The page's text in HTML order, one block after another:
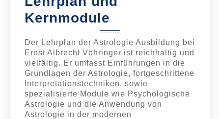
Kernmodule
Der Lehrplan der Astrologie Ausbildung bei
Ernst Albrecht Vöhringer ist reichhaltig und
vielfältig. Er umfasst Einführungen in die
Grundlagen der Astrologie, fortgeschrittene
Interpretationstechniken, sowie
spezialisierte Module wie Psychologische
Astrologie und die Anwendung von
Astrologie in der modernen